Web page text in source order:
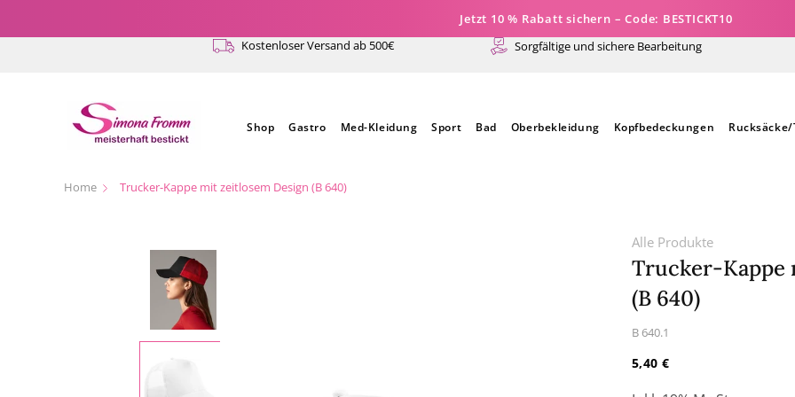
zum
Jetzt 10 % Rabatt sichern – Code: BESTICKT10
Kostenloser Versand ab 500€
Sorgfältige und sichere Bearbeitung
Shop Gastro Med-Kleidung Sport Bad Oberbekleidung Kopfbedeckungen
Home Trucker-Kappe mit zeitlosem Design (B 640)
Produktinformationen
springen
Alle Produkte
Trucker-Kappe
(B 640)
SKU:
B 640.1
Normaler
5,40 €